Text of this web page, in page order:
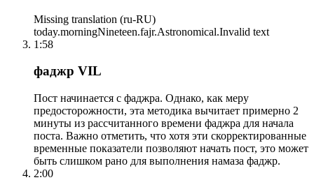
Missing translation (ru-RU)
today.morningNineteen.fajr.Astronomical.Invalid text
1:58
фаджр VIL
Пост начинается с фаджра. Однако, как меру
предосторожности, эта методика вычитает примерно 2
минуты из рассчитанного времени фаджра для начала
поста. Важно отметить, что хотя эти скорректированные
временные показатели позволяют начать пост, это может
быть слишком рано для выполнения намаза фаджр.
2:00